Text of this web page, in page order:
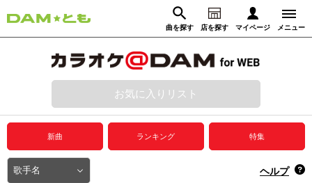
曲を探す 店を探す マイページ メニュー
動画からさがす 録音からさがす
ログイン
プレミアムサービス
DAM★とも動画
お気に入りリスト
新曲 ランキング 特集
ヘルプ